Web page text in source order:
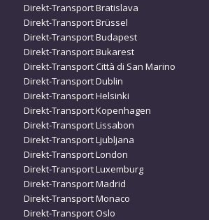
Direkt-Transport Bratislava
Direkt-Transport Brüssel
Direkt-Transport Budapest
Direkt-Transport Bukarest
Direkt-Transport Città di San Marino
Direkt-Transport Dublin
Direkt-Transport Helsinki
Direkt-Transport Kopenhagen
Direkt-Transport Lissabon
Direkt-Transport Ljubljana
Direkt-Transport London
Direkt-Transport Luxemburg
Direkt-Transport Madrid
Direkt-Transport Monaco
Direkt-Transport Oslo